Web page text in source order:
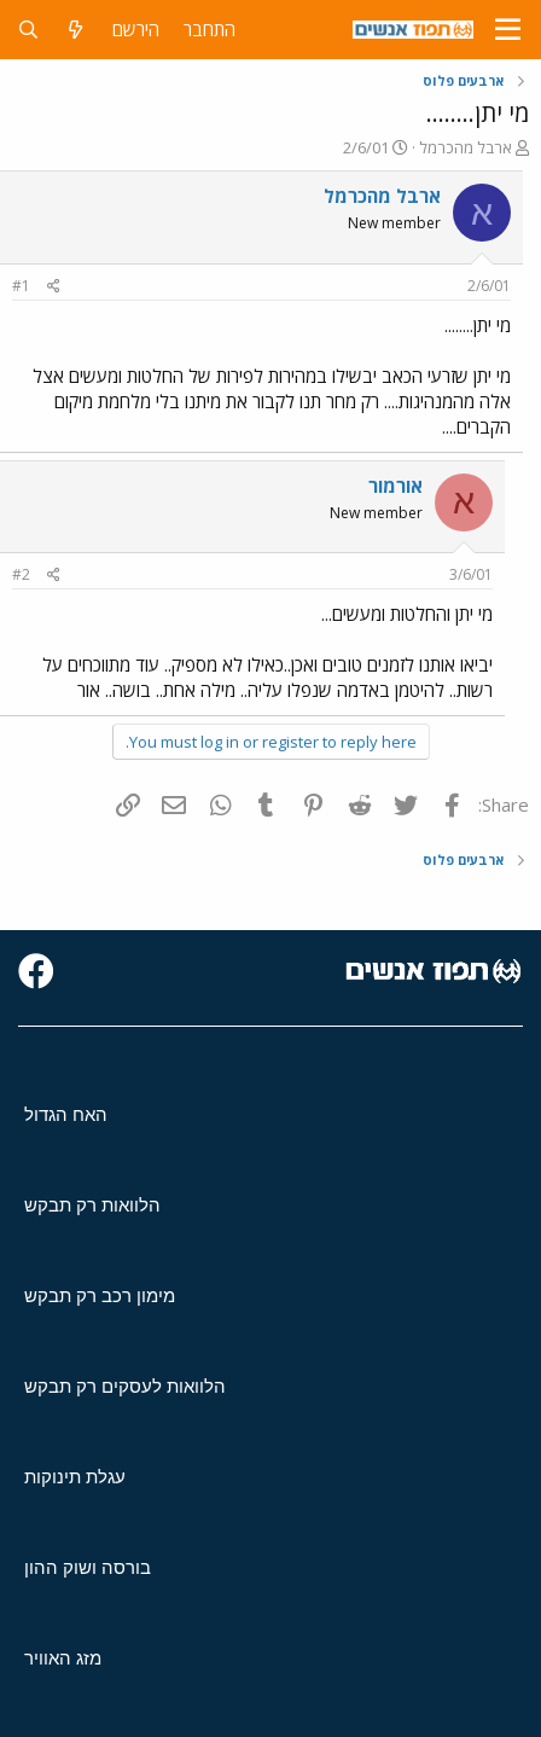
התחבר הירשם
ארבעים פלוס
מי יתן........
פ
ו
ת
ח
ה
ש
א
ארבל מהכרמל
פ
ו
ר
ם
2/6/01
א ארבל מהכרמל
New member
2/6/01
#1
מי יתן........
מי יתן שזרעי הכאב יבשילו במהירות לפירות של החלטות ומעשים אצל
אלה מהמנהיגות.... רק מחר תנו לקבור את מיתנו בלי מלחמת מיקום
הקברים....
א אורמור
New member
3/6/01
#2
מי יתן והחלטות ומעשים...
יביאו אותנו לזמנים טובים ואכן..כאילו לא מספיק.. עוד מתווכחים על
רשות.. להיטמן באדמה שנפלו עליה.. מילה אחת.. בושה.. אור
You must log in or register to reply here.
Share: פייסבוק Twitter
Reddit
Pinterest
Tumblr
WhatsAppדואר אלקטרוני
ארבעים פלוס
האח הגדול
הלוואות רק תבקש
מימון רכב רק תבקש
הלוואות לעסקים רק תבקש
עגלת תינוקות
בורסה ושוק ההון
מזג האוויר